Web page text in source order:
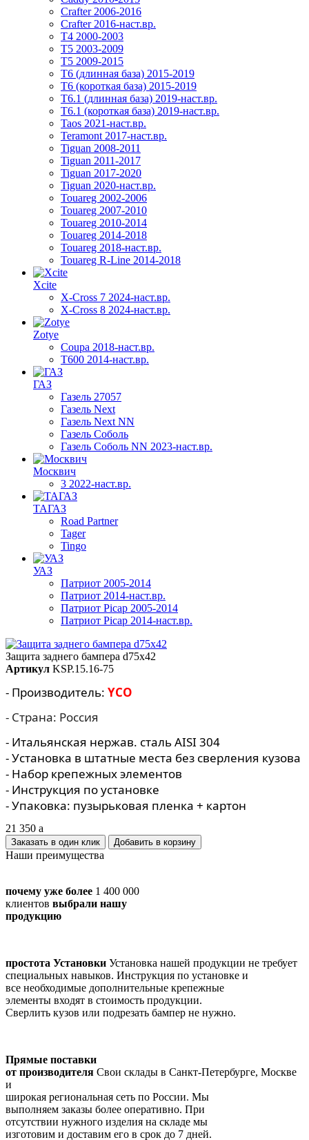
Crafter 2006-2016
Crafter 2016-наст.вр.
T4 2000-2003
T5 2003-2009
T5 2009-2015
T6 (длинная база) 2015-2019
Т6 (короткая база) 2015-2019
T6.1 (длинная база) 2019-наст.вр.
T6.1 (короткая база) 2019-наст.вр.
Taos 2021-наст.вр.
Teramont 2017-наст.вр.
Tiguan 2008-2011
Tiguan 2011-2017
Tiguan 2017-2020
Tiguan 2020-наст.вр.
Touareg 2002-2006
Touareg 2007-2010
Touareg 2010-2014
Touareg 2014-2018
Touareg 2018-наст.вр.
Touareg R-Line 2014-2018
Xcite
X-Cross 7 2024-наст.вр.
X-Cross 8 2024-наст.вр.
Zotye
Coupa 2018-наст.вр.
T600 2014-наст.вр.
ГАЗ
Газель 27057
Газель Next
Газель Next NN
Газель Соболь
Газель Соболь NN 2023-наст.вр.
Москвич
3 2022-наст.вр.
ТАГАЗ
Road Partner
Tager
Tingo
УАЗ
Патриот 2005-2014
Патриот 2014-наст.вр.
Патриот Picap 2005-2014
Патриот Picap 2014-наст.вр.
Защита заднего бампера d75x42
Артикул KSP.15.16-75
- Производитель: YCO
- Страна: Россия
- Итальянская нержав. сталь AISI 304
- Установка в штатные места без сверления кузова
- Набор крепежных элементов
- Инструкция по установке
- Упаковка: пузырьковая пленка + картон
21 350 a
Заказать в один клик
Наши преимущества
почему уже более 1 400 000
клиентов выбрали нашу
продукцию
простота Установки Установка нашей продукции не требует
специальных навыков. Инструкция по установке и
все необходимые дополнительные крепежные
элементы входят в стоимость продукции.
Сверлить кузов или подрезать бампер не нужно.
Прямые поставки
от производителя Cвои склады в Санкт-Петербурге, Москве
и
широкая региональная сеть по России. Мы
выполняем заказы более оперативно. При
отсутствии нужного изделия на складе мы
изготовим и доставим его в срок до 7 дней.